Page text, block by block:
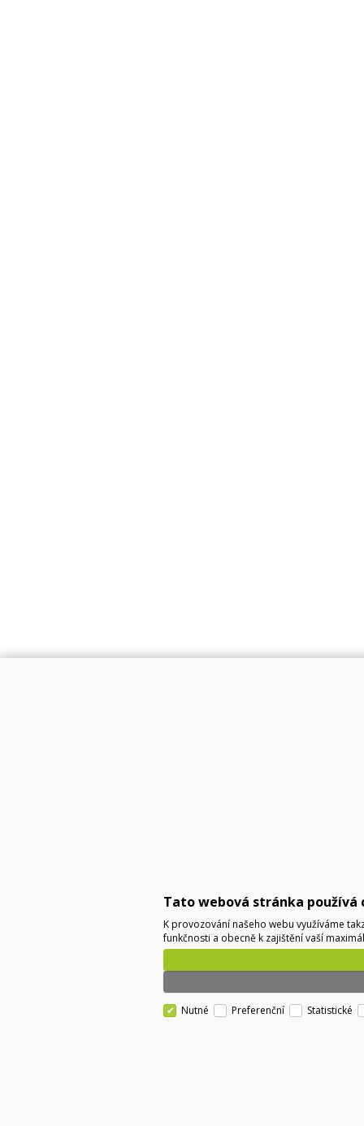
Tato webová stránka používá
K provozování našeho webu využíváme
funkčnosti a obecně k zajištění vaší
Nutné Preferenční Statistické